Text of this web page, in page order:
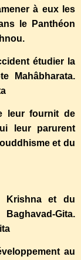
à eux les
le Panthéon
étudier la
Mahâbharata.
leur fournit de
leur parurent
et du
Krishna et du
Gita.
au